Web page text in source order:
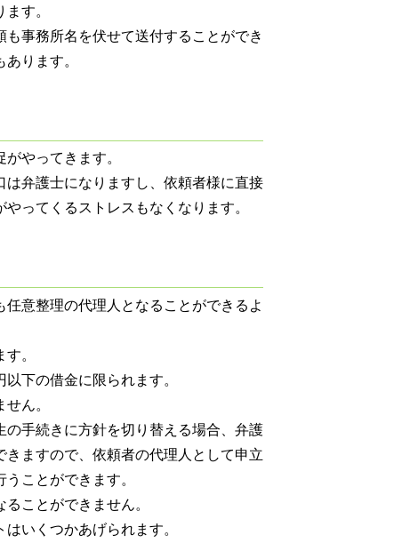
す。
事務所名を伏せて送付することができ
ります。
やってきます。
弁護士になりますし、依頼者様に直接
ってくるストレスもなくなります。
意整理の代理人となることができるよ
。
下の借金に限られます。
ん。
手続きに方針を切り替える場合、弁護
ますので、依頼者の代理人として申立
ことができます。
ことができません。
いくつかあげられます。